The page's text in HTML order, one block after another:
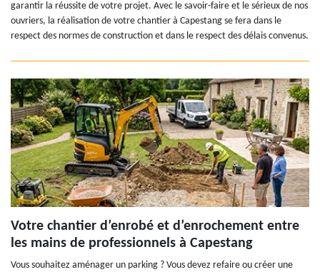
garantir la réussite de votre projet. Avec le savoir-faire et le sérieux de nos
ouvriers, la réalisation de votre chantier à Capestang se fera dans le
respect des normes de construction et dans le respect des délais convenus.
Votre chantier d’enrobé et d’enrochement entre
les mains de professionnels à Capestang
Vous souhaitez aménager un parking ? Vous devez refaire ou créer une